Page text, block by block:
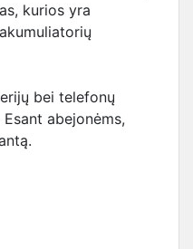
kurios yra
bei telefonų
abejonėms,